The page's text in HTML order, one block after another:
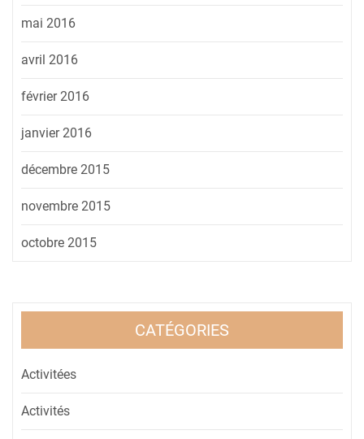
mai 2016
avril 2016
février 2016
janvier 2016
décembre 2015
novembre 2015
octobre 2015
CATÉGORIES
Activitées
Activités